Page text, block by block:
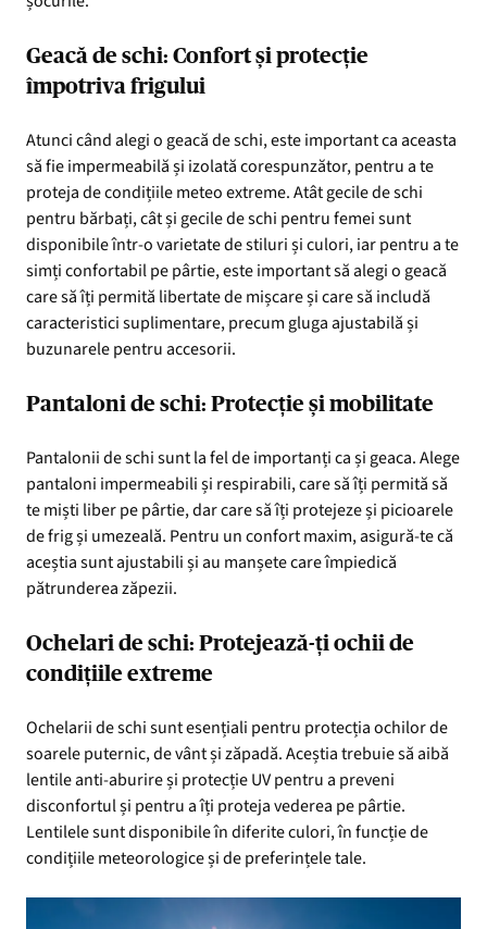
Geacă de schi: Confort și protecție
împotriva frigului
Atunci când alegi o geacă de schi, este important ca aceasta
să fie impermeabilă și izolată corespunzător, pentru a te
proteja de condițiile meteo extreme. Atât gecile de schi
pentru bărbați, cât și gecile de schi pentru femei sunt
disponibile într-o varietate de stiluri și culori, iar pentru a te
simți confortabil pe pârtie, este important să alegi o geacă
care să îți permită libertate de mișcare și care să includă
caracteristici suplimentare, precum gluga ajustabilă și
buzunarele pentru accesorii.
Pantaloni de schi: Protecție și mobilitate
Pantalonii de schi sunt la fel de importanți ca și geaca. Alege
pantaloni impermeabili și respirabili, care să îți permită să
te miști liber pe pârtie, dar care să îți protejeze și picioarele
de frig și umezeală. Pentru un confort maxim, asigură-te că
aceștia sunt ajustabili și au manșete care împiedică
pătrunderea zăpezii.
Ochelari de schi: Protejează-ți ochii de
condițiile extreme
Ochelarii de schi sunt esențiali pentru protecția ochilor de
soarele puternic, de vânt și zăpadă. Aceștia trebuie să aibă
lentile anti-aburire și protecție UV pentru a preveni
disconfortul și pentru a îți proteja vederea pe pârtie.
Lentilele sunt disponibile în diferite culori, în funcție de
condițiile meteorologice și de preferințele tale.